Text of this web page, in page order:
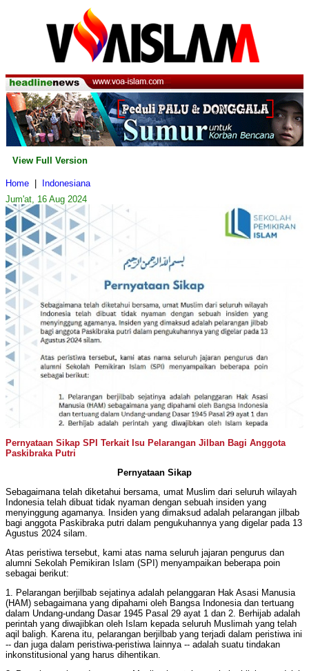
View Full Version
Home
Indonesiana
Jum'at, 16 Aug 2024
Pernyataan Sikap SPI Terkait Isu Pelarangan Jilban Bagi Anggota
Paskibraka Putri
Pernyataan Sikap
Sebagaimana telah diketahui bersama, umat Muslim dari seluruh wilayah
Indonesia telah dibuat tidak nyaman dengan sebuah insiden yang
menyinggung agamanya. Insiden yang dimaksud adalah pelarangan jilbab
bagi anggota Paskibraka putri dalam pengukuhannya yang digelar pada 13
Agustus 2024 silam.
Atas peristiwa tersebut, kami atas nama seluruh jajaran pengurus dan
alumni Sekolah Pemikiran Islam (SPI) menyampaikan beberapa poin
sebagai berikut:
1. Pelarangan berjilbab sejatinya adalah pelanggaran Hak Asasi Manusia
(HAM) sebagaimana yang dipahami oleh Bangsa Indonesia dan tertuang
dalam Undang-undang Dasar 1945 Pasal 29 ayat 1 dan 2. Berhijab adalah
perintah yang diwajibkan oleh Islam kepada seluruh Muslimah yang telah
aqil baligh. Karena itu, pelarangan berjilbab yang terjadi dalam peristiwa ini
-- dan juga dalam peristiwa-peristiwa lainnya -- adalah suatu tindakan
inkonstitusional yang harus dihentikan.